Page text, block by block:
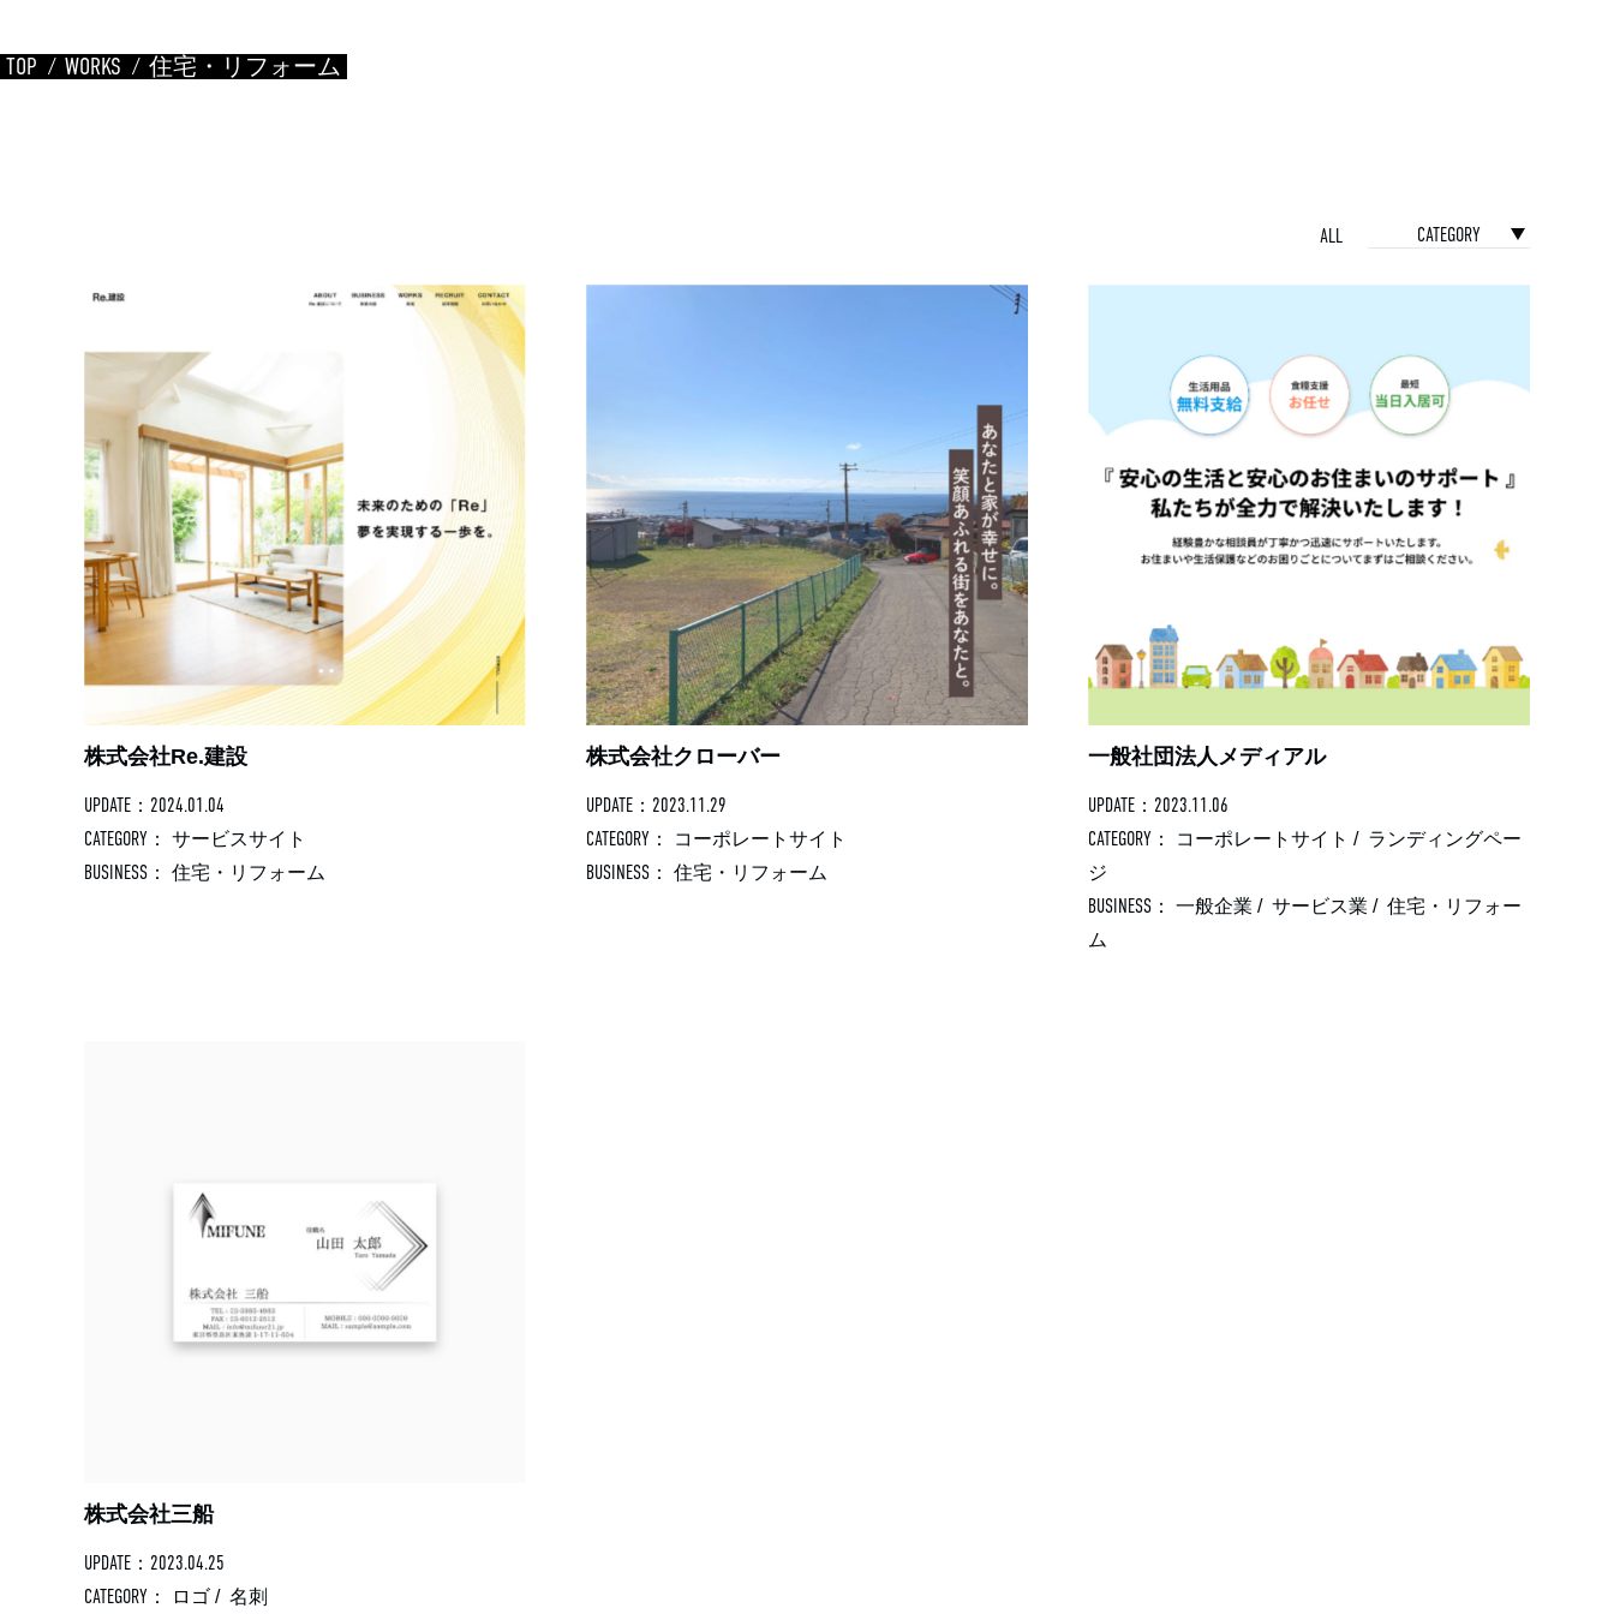
TOP WORKS 住宅・リフォーム
ALL CATEGORY
株式会社Re.建設
UPDATE：2024.01.04
CATEGORY：
サービスサイト
BUSINESS： 住宅・リフォーム
株式会社クローバー
UPDATE：2023.11.29
CATEGORY：
コーポレートサイト
BUSINESS： 住宅・リフォーム
一般社団法人メディアル
UPDATE：2023.11.06
CATEGORY：
コーポレートサイト / ランディングペー
ジ
BUSINESS： 一般企業 / サービス業 / 住宅・リフォー
ム
株式会社三船
UPDATE：2023.04.25
CATEGORY：
ロゴ / 名刺